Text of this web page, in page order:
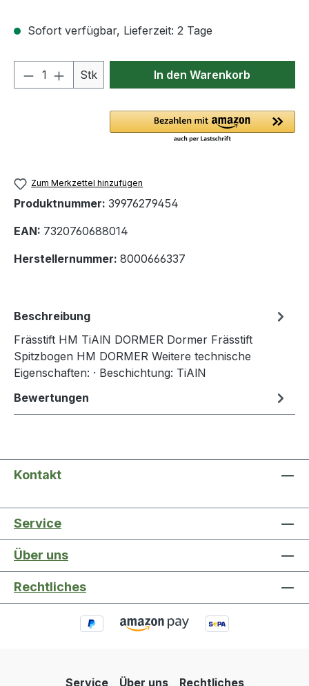
Sofort verfügbar, Lieferzeit: 2 Tage
Produkt Anzahl: Gib den
Stk In den Warenkorb
Zum Merkzettel hinzufügen
Produktnummer: 39976279454
EAN: 7320760688014
Herstellernummer: 8000666337
Beschreibung
Frässtift HM TiAlN DORMER Dormer Frässtift
Spitzbogen HM DORMER Weitere technische
Eigenschaften: · Beschichtung: TiAlN
Bewertungen
Kontakt
Service
Über uns
Rechtliches
Service Über uns Rechtliches